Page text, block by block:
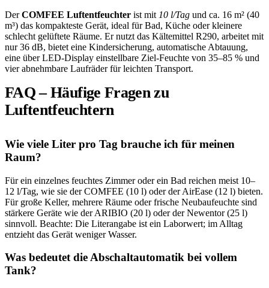
DerCOMFEE Luftentfeuchter ist mit 10 l/Tag und ca. 16 m² (40
m³) das kompakteste Gerät, ideal für Bad, Küche oder kleinere
schlecht gelüftete Räume. Er nutzt das Kältemittel R290, arbeitet mit
nur 36 dB, bietet eine Kindersicherung, automatische Abtauung,
eine über LED-Display einstellbare Ziel-Feuchte von 35–85 % und
vier abnehmbare Laufräder für leichten Transport.
FAQ – Häufige Fragen zu
Luftentfeuchtern
Wie viele Liter pro Tag brauche ich für meinen
Raum?
Für ein einzelnes feuchtes Zimmer oder ein Bad reichen meist 10–
12 l/Tag, wie sie der COMFEE (10 l) oder der AirEase (12 l) bieten.
Für große Keller, mehrere Räume oder frische Neubaufeuchte sind
stärkere Geräte wie der ARIBIO (20 l) oder der Newentor (25 l)
sinnvoll. Beachte: Die Literangabe ist ein Laborwert; im Alltag
entzieht das Gerät weniger Wasser.
Was bedeutet die Abschaltautomatik bei vollem
Tank?